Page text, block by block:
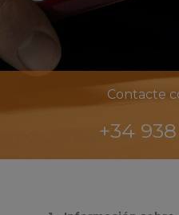
Contacte
+34